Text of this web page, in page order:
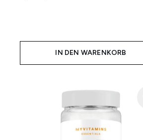
IN DEN WARENKORB